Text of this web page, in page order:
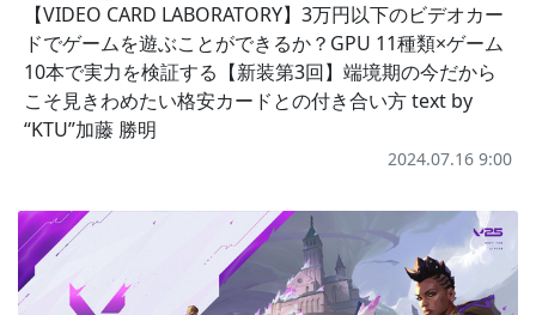
【VIDEO CARD LABORATORY】3万円以下のビデオカー
ドでゲームを遊ぶことができるか？GPU 11種類×ゲーム
10本で実力を検証する【新装第3回】端境期の今だから
こそ見きわめたい格安カードとの付き合い方 text by
“KTU”加藤 勝明
2024.07.16 9:00